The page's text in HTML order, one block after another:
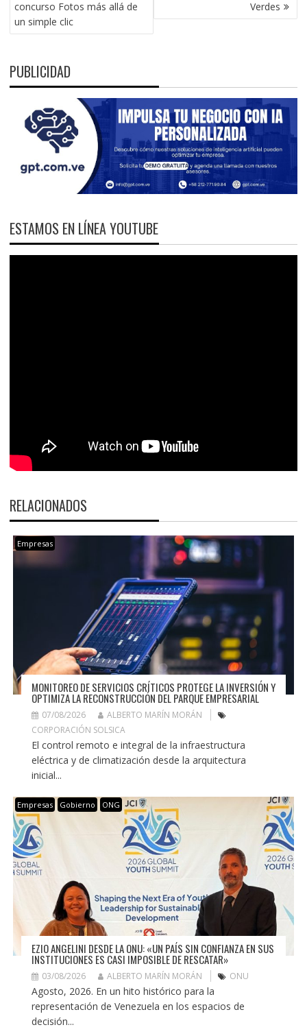
concurso Fotos más allá de
un simple clic
Verdes
PUBLICIDAD
ESTAMOS EN LÍNEA YOUTUBE
RELACIONADOS
Empresas
MONITOREO DE SERVICIOS CRÍTICOS PROTEGE LA INVERSIÓN Y
OPTIMIZA LA RECONSTRUCCIÓN DEL PARQUE EMPRESARIAL
07/08/2026
ALBERTO MARÍN MORÁN
CORPORACIÓN SOLSICA
El control remoto e integral de la infraestructura
eléctrica y de climatización desde la arquitectura
inicial...
Empresas Gobierno ONG
EZIO ANGELINI DESDE LA ONU: «UN PAÍS SIN CONFIANZA EN SUS
INSTITUCIONES ES CASI IMPOSIBLE DE RESCATAR»
03/08/2026 ALBERTO MARÍN MORÁN ONU
Agosto, 2026. En un hito histórico para la
representación de Venezuela en los espacios de
decisión...